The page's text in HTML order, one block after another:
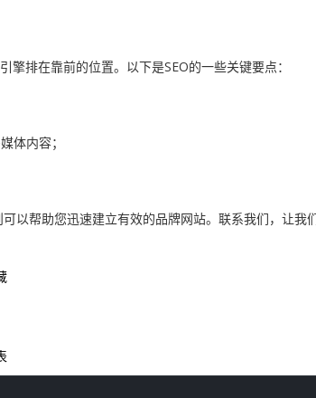
排在靠前的位置。以下是SEO的一些关键要点：
体内容；
以帮助您迅速建立有效的品牌网站。联系我们，让我